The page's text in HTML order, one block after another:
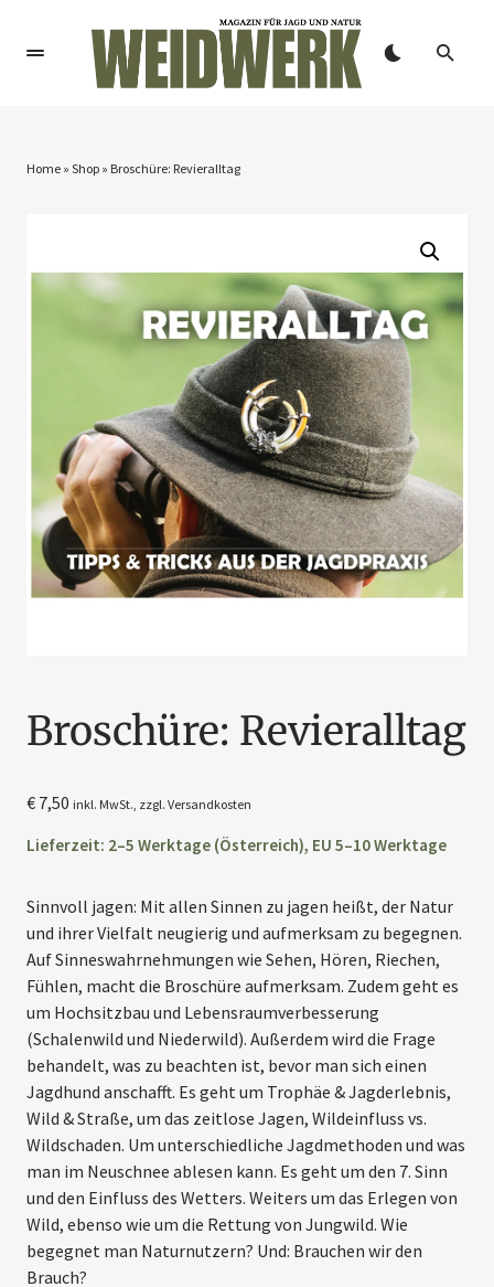
Home » Shop » Broschüre: Revieralltag
Broschüre: Revieralltag
€ 7,50 inkl. MwSt., zzgl. Versandkosten
Lieferzeit: 2–5 Werktage (Österreich), EU 5–10 Werktage
Sinnvoll jagen: Mit allen Sinnen zu jagen heißt, der Natur
und ihrer Vielfalt neugierig und aufmerksam zu begegnen.
Auf Sinneswahrnehmungen wie Sehen, Hören, Riechen,
Fühlen, macht die Broschüre aufmerksam. Zudem geht es
um Hochsitzbau und Lebensraumverbesserung
(Schalenwild und Niederwild). Außerdem wird die Frage
behandelt, was zu beachten ist, bevor man sich einen
Jagdhund anschafft. Es geht um Trophäe & Jagderlebnis,
Wild & Straße, um das zeitlose Jagen, Wildeinfluss vs.
Wildschaden. Um unterschiedliche Jagdmethoden und was
man im Neuschnee ablesen kann. Es geht um den 7. Sinn
und den Einfluss des Wetters. Weiters um das Erlegen von
Wild, ebenso wie um die Rettung von Jungwild. Wie
begegnet man Naturnutzern? Und: Brauchen wir den
Brauch?